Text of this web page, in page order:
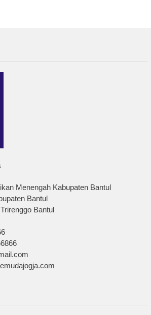
Menengah Kabupaten Bantul
Bantul
Bantul